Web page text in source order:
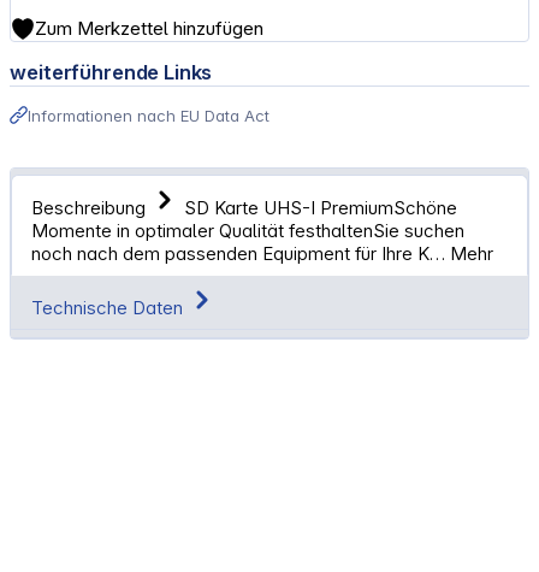
Zum Merkzettel hinzufügen
weiterführende Links
Informationen nach EU Data Act
Beschreibung
SD Karte UHS-I PremiumSchöne
Momente in optimaler Qualität festhaltenSie suchen
noch nach dem passenden Equipment für Ihre K… Mehr
Technische Daten